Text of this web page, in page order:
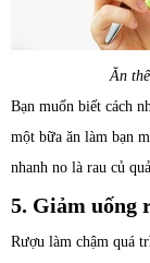
Ăn
Bạn muốn biết cách
một bữa ăn làm bạn
nhanh no là rau củ
5. Giảm uống
Rượu làm chậm quá